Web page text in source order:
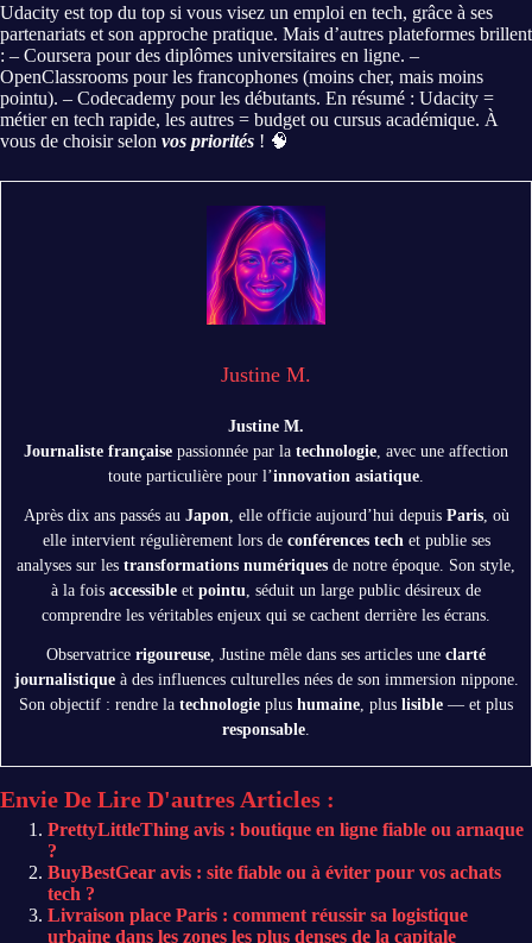
Udacity est top du top si vous visez un emploi en tech, grâce à ses
partenariats et son approche pratique. Mais d’autres plateformes brillent
: – Coursera pour des diplômes universitaires en ligne. –
OpenClassrooms pour les francophones (moins cher, mais moins
pointu). – Codecademy pour les débutants. En résumé : Udacity =
métier en tech rapide, les autres = budget ou cursus académique. À
vous de choisir selon vos priorités ! 🧠
Justine M.
Justine M.
Journaliste française passionnée par la technologie , avec une affection
toute particulière pour l’innovation asiatique
Après dix ans passés au Japon , elle officie aujourd’hui depuis Paris, où
elle intervient régulièrement lors de conférences tech et publie ses
analyses sur les transformations numériques de notre époque. Son style,
à la fois accessible et pointu , séduit un large public désireux de
comprendre les véritables enjeux qui se cachent derrière les écrans.
Observatrice rigoureuse , Justine mêle dans ses articles une clarté
journalistiqueà des influences culturelles nées de son immersion nippone.
Son objectif : rendre la technologie plus humaine , plus lisible — et plus
responsable
Envie De Lire D'autres Articles :
PrettyLittleThing avis : boutique en ligne fiable ou arnaque
?
BuyBestGear avis : site fiable ou à éviter pour vos achats
tech ?
Livraison place Paris : comment réussir sa logistique
urbaine dans les zones les plus denses de la capitale